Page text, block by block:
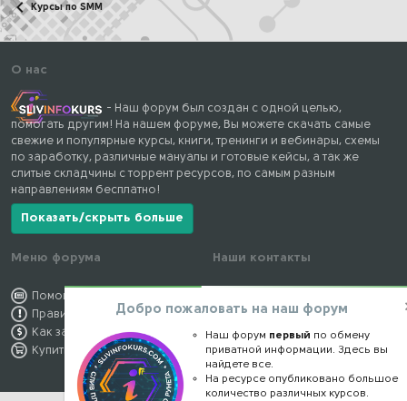
Курсы по SMM
О нас
- Наш форум был создан с одной целью,
помогать другим! На нашем форуме, Вы можете скачать самые
свежие и популярные курсы, книги, тренинги и вебинары, схемы
по заработку, различные мануалы и готовые кейсы, а так же
слитые складчины с торрент ресурсов, по самым разным
направлениям бесплатно!
Показать/скрыть больше
Меню форума
Помощь по форуму
Правила форума
Как заработать
Купить премиум
Наши контакты
Обратная связь
Конфиденциальность
Правообладателям
Добро пожаловать на наш форум
Наш форум первый по обмену
приватной информации. Здесь вы
найдете все.
На ресурсе опубликовано большое
количество различных курсов.